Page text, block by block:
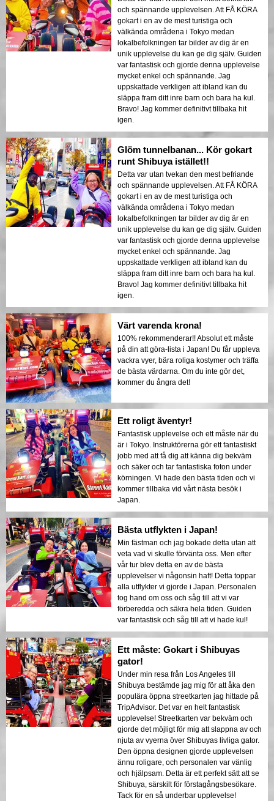
och spännande upplevelsen. Att FÅ KÖRA
gokart i en av de mest turistiga och
välkända områdena i Tokyo medan
lokalbefolkningen tar bilder av dig är en
unik upplevelse du kan ge dig själv. Guiden
var fantastisk och gjorde denna upplevelse
mycket enkel och spännande. Jag
uppskattade verkligen att ibland kan du
släppa fram ditt inre barn och bara ha kul.
Bravo! Jag kommer definitivt tillbaka hit
igen.
Glöm tunnelbanan... Kör gokart
runt Shibuya istället!!
Detta var utan tvekan den mest befriande
och spännande upplevelsen. Att FÅ KÖRA
gokart i en av de mest turistiga och
välkända områdena i Tokyo medan
lokalbefolkningen tar bilder av dig är en
unik upplevelse du kan ge dig själv. Guiden
var fantastisk och gjorde denna upplevelse
mycket enkel och spännande. Jag
uppskattade verkligen att ibland kan du
släppa fram ditt inre barn och bara ha kul.
Bravo! Jag kommer definitivt tillbaka hit
igen.
Värt varenda krona!
100% rekommenderar!! Absolut ett måste
på din att göra-lista i Japan! Du får uppleva
vackra vyer, bära roliga kostymer och träffa
de bästa värdarna. Om du inte gör det,
kommer du ångra det!
Ett roligt äventyr!
Fantastisk upplevelse och ett måste när du
är i Tokyo. Instruktörerna gör ett fantastiskt
jobb med att få dig att känna dig bekväm
och säker och tar fantastiska foton under
körningen. Vi hade den bästa tiden och vi
kommer tillbaka vid vårt nästa besök i
Japan.
Bästa utflykten i Japan!
Min fästman och jag bokade detta utan att
veta vad vi skulle förvänta oss. Men efter
vår tur blev detta en av de bästa
upplevelser vi någonsin haft! Detta toppar
alla utflykter vi gjorde i Japan. Personalen
tog hand om oss och såg till att vi var
förberedda och säkra hela tiden. Guiden
var fantastisk och såg till att vi hade kul!
Ett måste: Gokart i Shibuyas
gator!
Under min resa från Los Angeles till
Shibuya bestämde jag mig för att åka den
populära öppna streetkarten jag hittade på
TripAdvisor. Det var en helt fantastisk
upplevelse! Streetkarten var bekväm och
gjorde det möjligt för mig att slappna av och
njuta av vyerna över Shibuyas livliga gator.
Den öppna designen gjorde upplevelsen
ännu roligare, och personalen var vänlig
och hjälpsam. Detta är ett perfekt sätt att se
Shibuya, särskilt för förstagångsbesökare.
Tack för en så underbar upplevelse!